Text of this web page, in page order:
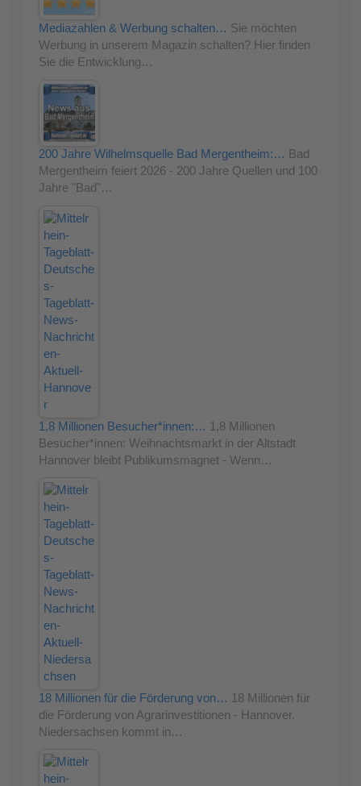
Mediazahlen & Werbung schalten… Sie möchten
Werbung in unserem Magazin schalten? Hier finden
Sie die Entwicklung…
200 Jahre Wilhelmsquelle Bad Mergentheim:… Bad
Mergentheim feiert 2026 - 200 Jahre Quellen und 100
Jahre "Bad"…
1,8 Millionen Besucher*innen:… 1,8 Millionen
Besucher*innen: Weihnachtsmarkt in der Altstadt
Hannover bleibt Publikumsmagnet - Wenn…
18 Millionen für die Förderung von… 18 Millionen für
die Förderung von Agrarinvestitionen - Hannover.
Niedersachsen kommt in…